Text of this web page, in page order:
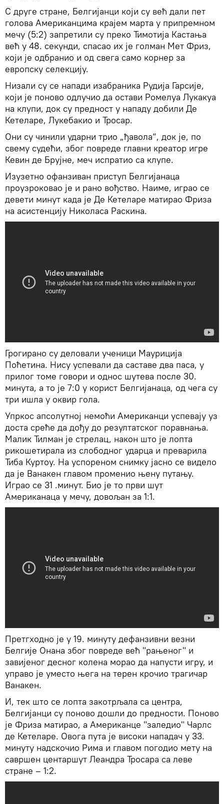
С друге стране, Белгијанци који су већ дали пет
голова Американцима крајем марта у припремном
мечу (5:2) запретили су преко Тимотија Кастања
већ у 48. секунди, спасао их је голман Мет Фриз,
који је одбранио и од свега само корнер за
европску селекцију.
Низали су се напади изабраника Рудија Гарсије,
који је поново одлучио да остави Ромелуа Лукакуа
на клупи, док су предност у нападу добили Де
Кетеларе, Лукебакио и Тросар.
Они су чинили ударни трио „ђавола“, док је, по
свему судећи, због повреде главни креатор игре
Кевин де Брујне, меч испратио са клупе.
Изузетно офанзиван приступ Белгијанаца
проузроковао је и рано вођство. Наиме, играо се
девети минут када је Де Кетеларе матирао Фриза
на асистенцију Николаса Раскина.
Грогирано су деловали ученици Мауриција
Поћетина. Нису успевали да саставе два паса, у
прилог томе говори и однос шутева после 30.
минута, а то је 7:0 у корист Белгијанаца, од чега су
три ишла у оквир гола.
Упркос апсолутној немоћи Американци успевају уз
доста среће да дођу до резултатског поравнања.
Малик Тилман је стрелац, након што је лопта
рикошетирала из слободног ударца и преварила
Тиба Куртоу. На успореном снимку јасно се видело
да је Ванакен главом променио њену путању.
Играо се 31 .минут. Био је то први шут
Американаца у мечу, довољан за 1:1.
Претгходно је у 19. минуту дефанзивни везни
Белгије Онана због повреде већ "рањеног" и
завијеног десног колена морао да напусти игру, и
управо је уместо њега на терен крочио трагичар
Ванакен.
И, тек што се лопта закотрљала са центра,
Белгијанци су поново дошли до предности. Поново
је Фриза матирао, а Американце "заледио" Чарлс
де Кетеларе. Овога пута је високи нападач у 33.
минуту надскочио Рима и главом погодио мету на
савршен центаршут Леандра Тросара са леве
стране – 1:2.